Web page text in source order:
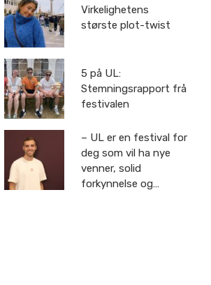
Virkelighetens
største plot-twist
5 på UL:
Stemningsrapport frå
festivalen
– UL er en festival for
deg som vil ha nye
venner, solid
forkynnelse og